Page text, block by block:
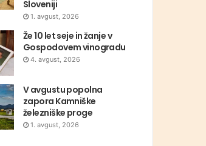
Sloveniji
1. avgust, 2026
Že 10 let seje in žanje v
Gospodovem vinogradu
4. avgust, 2026
V avgustu popolna
zapora Kamniške
železniške proge
1. avgust, 2026